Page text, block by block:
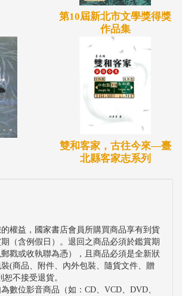
第10屆新北市文學獎得獎
作品集
雙和客家，古往今來—臺
北縣客家志系列
權益，國家書店會員所購買商品享有到貨
（含例假日）。退回之商品必須於鑑賞期
戳或收執聯為憑），且商品必須是全新狀
(商品、附件、內外包裝、隨貨文件、贈
不接受退貨。
數位影音商品（如：CD、VCD、DVD、